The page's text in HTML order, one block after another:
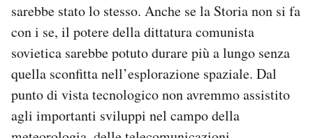
sarebbe stato lo stesso. Anche se la Storia non si fa
con i se, il potere della dittatura comunista
sovietica sarebbe potuto durare più a lungo senza
quella sconfitta nell’esplorazione spaziale. Dal
punto di vista tecnologico non avremmo assistito
agli importanti sviluppi nel campo della